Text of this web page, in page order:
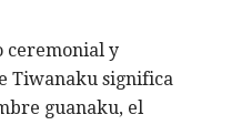
ceremonial y
Tiwanaku significa
guanaku, el